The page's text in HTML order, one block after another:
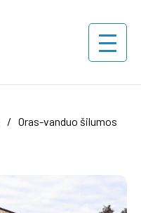
/ Oras-vanduo šilumos